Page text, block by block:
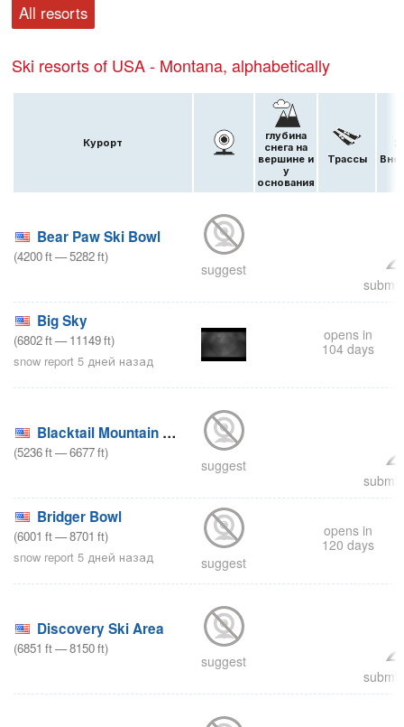
All resorts
Ski resorts of USA - Montana, alphabetically
Курорт
глубина
снега на
вершине и
у
основания
Трассы Вне
Bear Paw Ski Bowl
(4200ft—5282ft)
suggest
Big Sky
(6802ft—11149ft)
snow report 5 дней назад
opens in
104 days
Blacktail Mountain Ski Area
(5236ft—6677ft)
suggest
Bridger Bowl
(6001 ft—8701 ft)
snow report 5 дней назад
suggest
opens in
120 days
Discovery Ski Area
(6851 ft—8150ft)
suggest